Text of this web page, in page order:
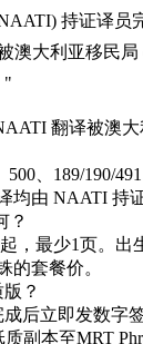
持证译员
澳大利亚移民
"
翻译被澳
、189/190/
均由 NAATI 持
？
，最少1页。出
的套餐价。
？
后立即发数字
副本至MRT